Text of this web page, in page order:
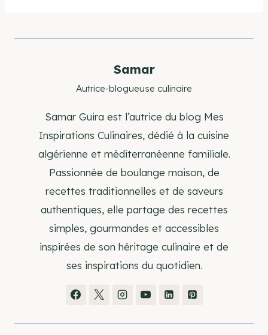
Samar
Autrice-blogueuse culinaire
Samar Guira est l’autrice du blog Mes
Inspirations Culinaires, dédié à la cuisine
algérienne et méditerranéenne familiale.
Passionnée de boulange maison, de
recettes traditionnelles et de saveurs
authentiques, elle partage des recettes
simples, gourmandes et accessibles
inspirées de son héritage culinaire et de
ses inspirations du quotidien.